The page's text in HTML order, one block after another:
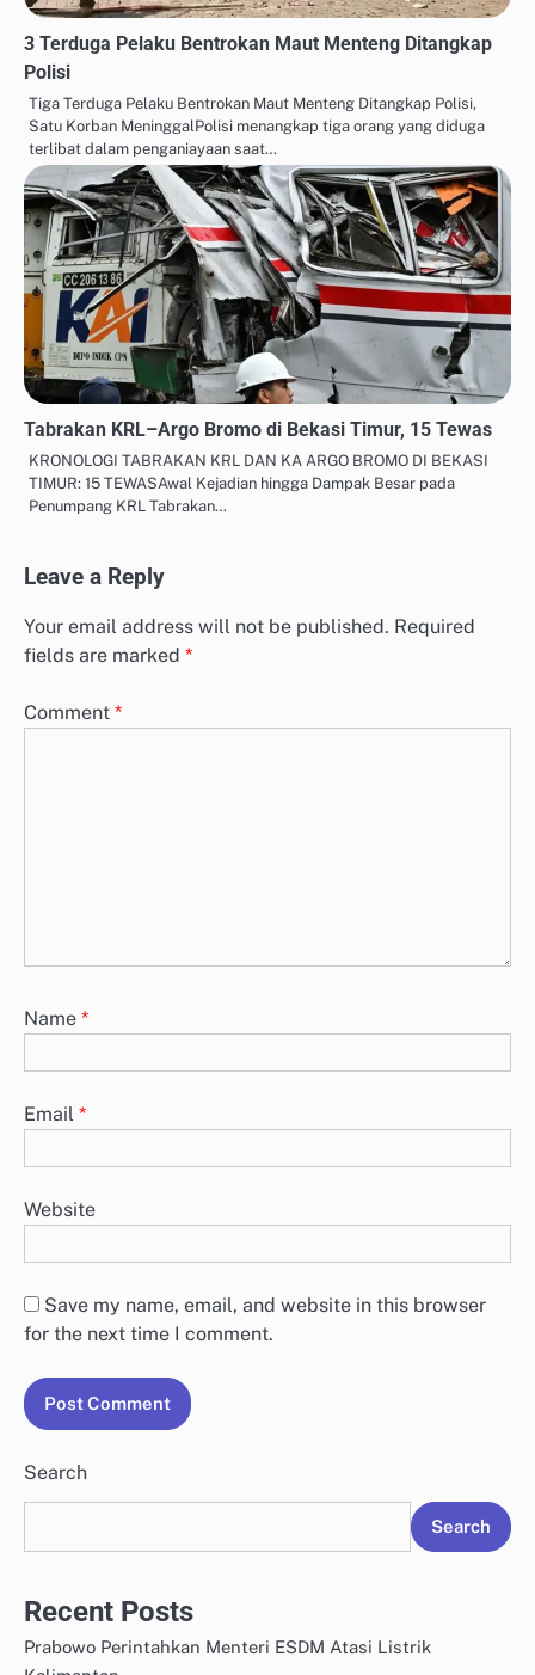
3 Terduga Pelaku Bentrokan Maut Menteng Ditangkap
Polisi
Tiga Terduga Pelaku Bentrokan Maut Menteng Ditangkap Polisi,
Satu Korban MeninggalPolisi menangkap tiga orang yang diduga
terlibat dalam penganiayaan saat…
Tabrakan KRL–Argo Bromo di Bekasi Timur, 15 Tewas
KRONOLOGI TABRAKAN KRL DAN KA ARGO BROMO DI BEKASI
TIMUR: 15 TEWASAwal Kejadian hingga Dampak Besar pada
Penumpang KRL Tabrakan…
Leave a Reply
Your email address will not be published. Required
fields are marked *
Comment *
Name *
Email *
Website
Save my name, email, and website in this browser
for the next time I comment.
Search
Search
Recent Posts
Prabowo Perintahkan Menteri ESDM Atasi Listrik